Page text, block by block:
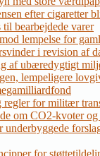
efter cigaretter
bearbejdede varer
lempelse for
i revision af
af ubæredygtigt
lempeligere
regler for militær
om CO2-kvoter og